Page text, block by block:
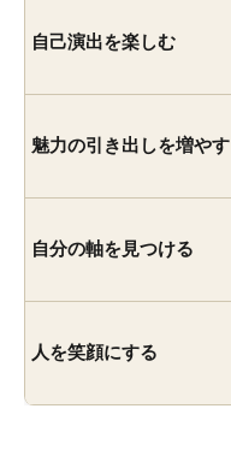
自己演出を楽しむ
魅力の引き出しを増やす
自分の軸を見つける
人を笑顔にする